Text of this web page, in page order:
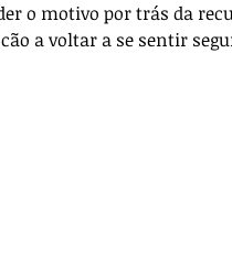
o motivo por trás da
a voltar a se sentir